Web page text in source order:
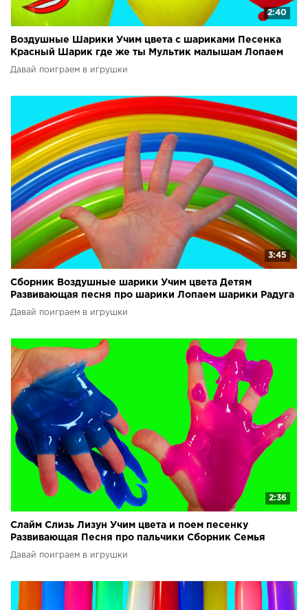
2:40
Воздушные Шарики Учим цвета с шариками Песенка
Красный Шарик где же ты Мультик малышам Лопаем
шарики
Давай поиграем в игрушки
3:45
Сборник Воздушные шарики Учим цвета Детям
Развивающая песня про шарики Лопаем шарики Радуга
из шаров
Давай поиграем в игрушки
2:36
Слайм Слизь Лизун Учим цвета и поем песенку
Развивающая Песня про пальчики Сборник Семья
пальчиков
Давай поиграем в игрушки